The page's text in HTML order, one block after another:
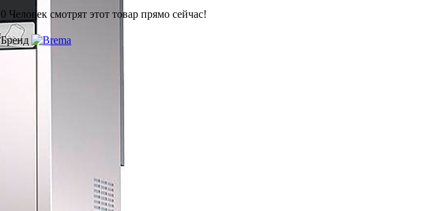
0 Человек смотрят этот товар прямо сейчас!
Бренд